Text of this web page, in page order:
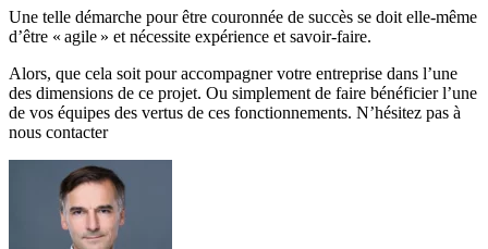
Une telle démarche pour être couronnée de succès se doit elle-même
d’être « agile » et nécessite expérience et savoir-faire.
Alors, que cela soit pour accompagner votre entreprise dans l’une
des dimensions de ce projet. Ou simplement de faire bénéficier l’une
de vos équipes des vertus de ces fonctionnements. N’hésitez pas à
nous contacter